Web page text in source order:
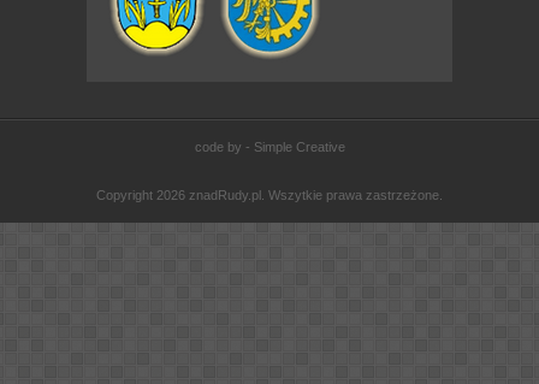
code by - Simple Creative
Copyright 2026 znadRudy.pl. Wszytkie prawa zastrzeżone.